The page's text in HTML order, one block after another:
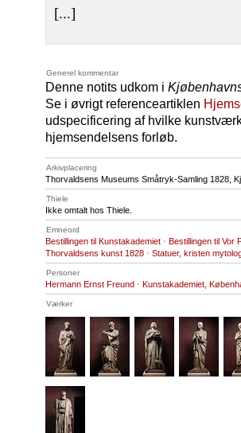
[...]
Generel kommentar
Denne notits udkom i
Se i øvrigt referenceartiklen
udspecificering af hvilke
hjemsendelsens forløb.
Arkivplacering
Thorvaldsens Museums Småtryk-Samling 1828,
Thiele
Ikke omtalt hos Thiele.
Emneord
Bestillingen til Kunstakademiet · Bestillingen til Vor
Thorvaldsens kunst 1828 · Statuer, kristen
Personer
Hermann Ernst Freund · Kunstakademiet,
Værker